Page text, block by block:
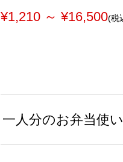
¥1,210 ～ ¥16,500(税
一人分のお弁当使